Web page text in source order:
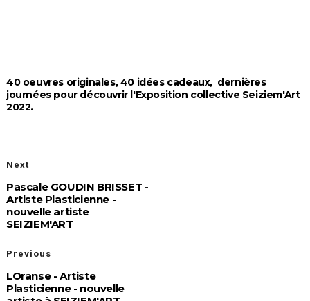
40 oeuvres originales, 40 idées cadeaux, dernières
journées pour découvrir l'Exposition collective Seiziem'Art
2022.
Next
Pascale GOUDIN BRISSET -
Artiste Plasticienne -
nouvelle artiste
SEIZIEM'ART
Previous
LOranse - Artiste
Plasticienne - nouvelle